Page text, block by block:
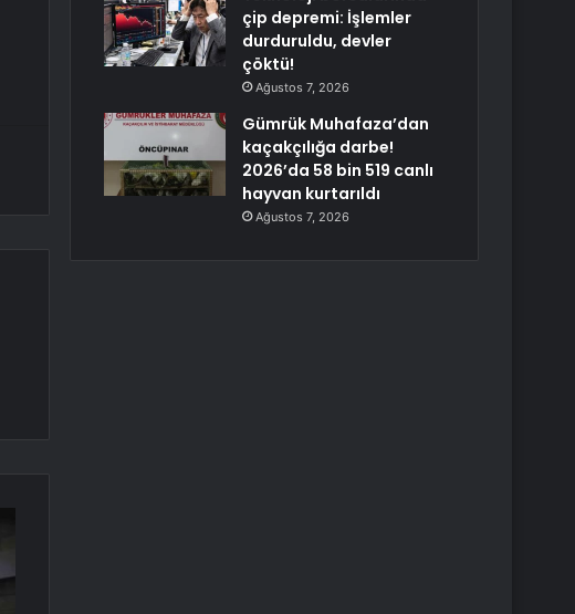
çip depremi: İşlemler
durduruldu, devler
çöktü!
Ağustos 7, 2026
Gümrük Muhafaza’dan
kaçakçılığa darbe!
2026’da 58 bin 519 canlı
hayvan kurtarıldı
Ağustos 7, 2026